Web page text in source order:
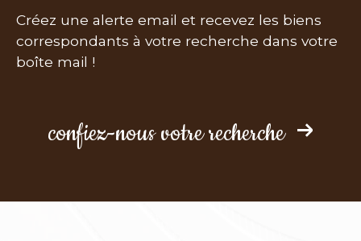
Créez une alerte email et recevez les biens
correspondants à votre recherche dans votre
boîte mail !
confiez-nous votre recherche